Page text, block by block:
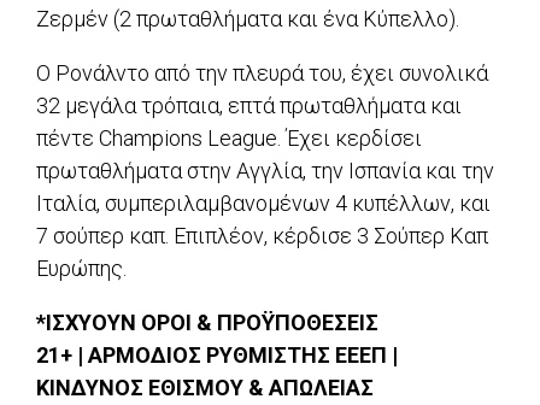
Ζερμέν (2 πρωταθλήματα και ένα Κύπελλο).
Ο Ρονάλντο από την πλευρά του, έχει συνολικά
32 μεγάλα τρόπαια, επτά πρωταθλήματα και
πέντε Champions League. Έχει κερδίσει
πρωταθλήματα στην Αγγλία, την Ισπανία και την
Ιταλία, συμπεριλαμβανομένων 4 κυπέλλων, και
7 σούπερ καπ. Επιπλέον, κέρδισε 3 Σούπερ Καπ
Ευρώπης.
*ΙΣΧΥΟΥΝ ΟΡΟΙ & ΠΡΟΫΠΟΘΕΣΕΙΣ
21+ | ΑΡΜΟΔΙΟΣ ΡΥΘΜΙΣΤΗΣ ΕΕΕΠ |
ΚΙΝΔΥΝΟΣ ΕΘΙΣΜΟΥ & ΑΠΩΛΕΙΑΣ